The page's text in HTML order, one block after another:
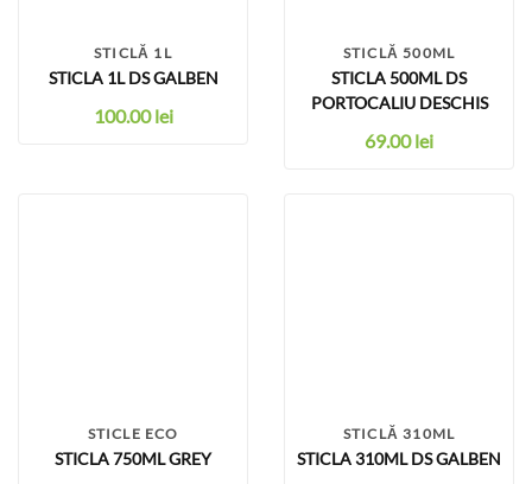
STICLĂ 1L
STICLA 1L DS GALBEN
100.00lei
STICLĂ 500ML
STICLA 500ML DS
PORTOCALIU DESCHIS
69.00lei
STICLE ECO
STICLA 750ML GREY
STICLĂ 310ML
STICLA 310ML DS GALBEN